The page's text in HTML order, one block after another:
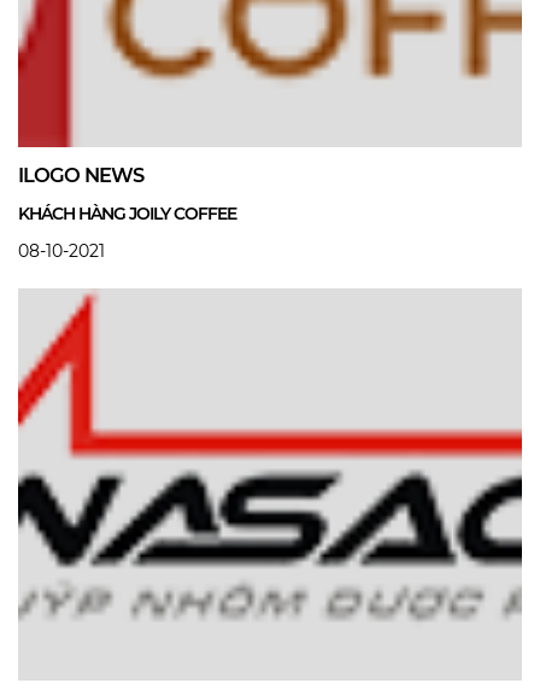
ILOGO NEWS
KHÁCH HÀNG JOILY COFFEE
08-10-2021